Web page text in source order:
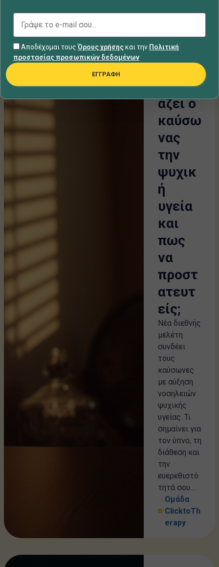
erapy
επηρε
άζει ο
καύσω
νας
την
ψυχικ
ή
υγεία
και
πως
να
προστ
ατευτ
είς;
Νέα διεθνής
μελέτη
συνδέει
τους
καύσωνες
με αύξηση
νοσηλειών
ψυχικής
υγείας. Τι
σημαίνει για
τον ύπνο, τη
διάθεση και
την
ευερεθιστό
τητά σου....
Ομάδα
ClicktoTh
erapy
Αποδέχομαι τουςΌρους χρήσηςκαι την Πολιτική
προστασίας προσωπικών δεδομένων
ΕΓΓΡΑΦΗ